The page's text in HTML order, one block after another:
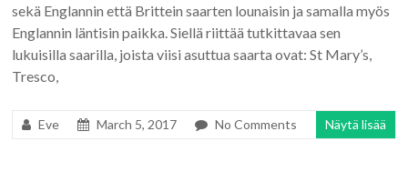
sekä Englannin että Brittein saarten lounaisin ja samalla myös
Englannin läntisin paikka. Siellä riittää tutkittavaa sen
lukuisilla saarilla, joista viisi asuttua saarta ovat: St Mary’s,
Tresco,
Eve March 5, 2017 No Comments Näytä lisää